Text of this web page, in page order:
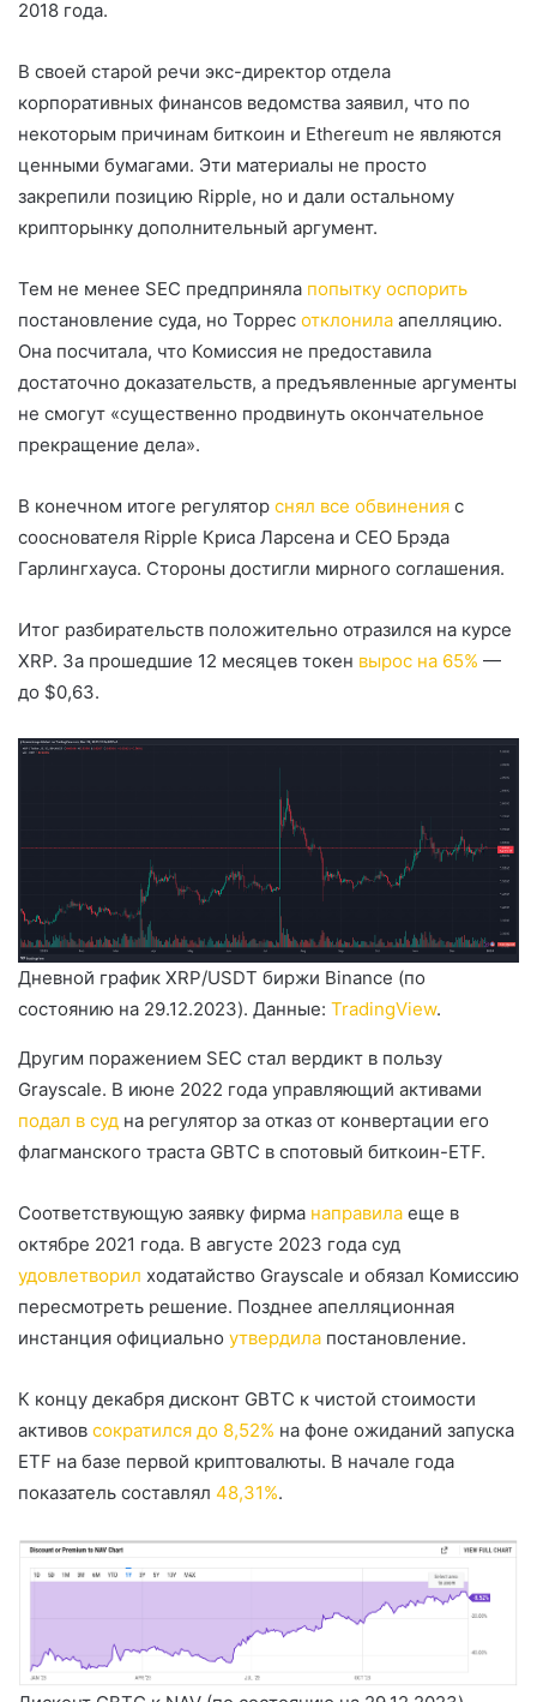
2018 года.
В своей старой речи экс-директор отдела
корпоративных финансов ведомства заявил, что по
некоторым причинам биткоин и Ethereum не являются
ценными бумагами. Эти материалы не просто
закрепили позицию Ripple, но и дали остальному
крипторынку дополнительный аргумент.
Тем не менее SEC предприняла попытку оспорить
постановление суда, но Торрес отклонила апелляцию.
Она посчитала, что Комиссия не предоставила
достаточно доказательств, а предъявленные аргументы
не смогут «существенно продвинуть окончательное
прекращение дела».
В конечном итоге регулятор снял все обвинения с
сооснователя Ripple Криса Ларсена и CEO Брэда
Гарлингхауса. Стороны достигли мирного соглашения.
Итог разбирательств положительно отразился на курсе
XRP. За прошедшие 12 месяцев токен вырос на 65% —
до $0,63.
Дневной график XRP/USDT биржи Binance (по
состоянию на 29.12.2023). Данные: TradingView.
Другим поражением SEC стал вердикт в пользу
Grayscale. В июне 2022 года управляющий активами
подал в суд на регулятор за отказ от конвертации его
флагманского траста GBTC в спотовый биткоин-ETF.
Соответствующую заявку фирма направила еще в
октябре 2021 года. В августе 2023 года суд
удовлетворил ходатайство Grayscale и обязал Комиссию
пересмотреть решение. Позднее апелляционная
инстанция официально утвердила постановление.
К концу декабря дисконт GBTC к чистой стоимости
активов сократился до 8,52% на фоне ожиданий запуска
ETF на базе первой криптовалюты. В начале года
показатель составлял 48,31%.